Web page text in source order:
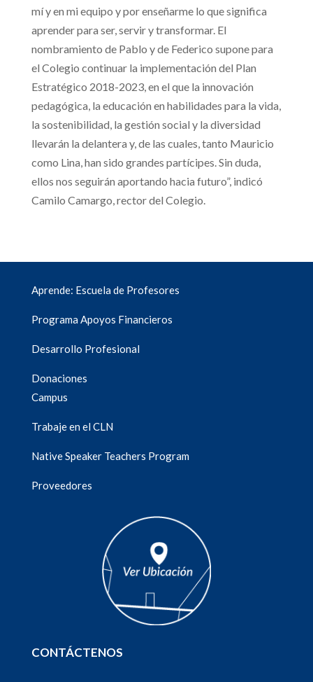
mí y en mi equipo y por enseñarme lo que significa
aprender para ser, servir y transformar. El
nombramiento de Pablo y de Federico supone para
el Colegio continuar la implementación del Plan
Estratégico 2018-2023, en el que la innovación
pedagógica, la educación en habilidades para la vida,
la sostenibilidad, la gestión social y la diversidad
llevarán la delantera y, de las cuales, tanto Mauricio
como Lina, han sido grandes partícipes. Sin duda,
ellos nos seguirán aportando hacia futuro”, indicó
Camilo Camargo, rector del Colegio.
Aprende: Escuela de Profesores
Programa Apoyos Financieros
Desarrollo Profesional
Donaciones
Campus
Trabaje en el CLN
Native Speaker Teachers Program
Proveedores
CONTÁCTENOS